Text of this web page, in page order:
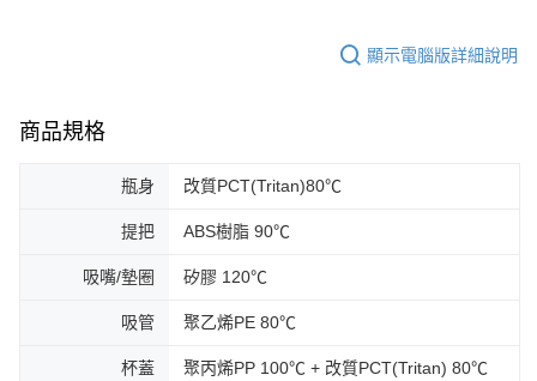
顯示電腦版詳細說明
商品規格
瓶身 改質PCT(Tritan)80℃
提把 ABS樹脂 90℃
吸嘴/墊圈 矽膠 120℃
吸管 聚乙烯PE 80℃
杯蓋 聚丙烯PP 100℃ + 改質PCT(Tritan) 80℃